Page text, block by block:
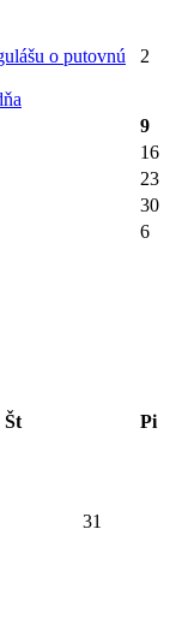
o putovnú
2
9
16
23
30
6
Št
Pi
31